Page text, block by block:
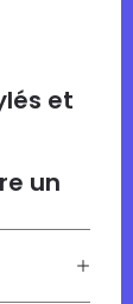
et
un